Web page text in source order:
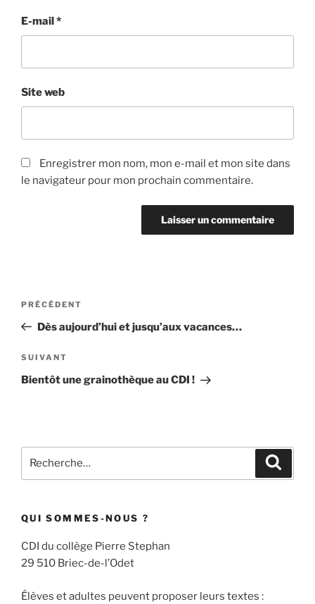
E-mail *
Site web
Enregistrer mon nom, mon e-mail et mon site dans
le navigateur pour mon prochain commentaire.
Navigation
l’article
Article
précédent
PRÉCÉDENT
Dès aujourd’hui et jusqu’aux vacances…
Article
suivant
SUIVANT
Bientôt une grainothèque au CDI !
pour
QUI SOMMES-NOUS ?
CDI du collège Pierre Stephan
29 510 Briec-de-l’Odet
Élèves et adultes peuvent proposer leurs textes :